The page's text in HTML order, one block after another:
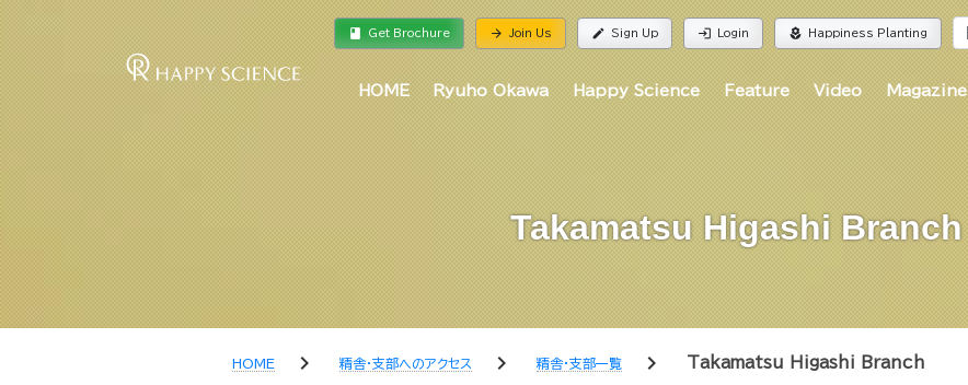
book Get Brochure arrow_forward Join Us edit Sign Up login Login local_florist Happiness Planting
HOME Ryuho Okawa Happy Science Feature Video Magazine
Takamatsu Higashi Branch
HOME chevron_right 精舎・支部へのアクセス chevron_right 精舎・支部一覧 chevron_right Takamatsu Higashi Branch